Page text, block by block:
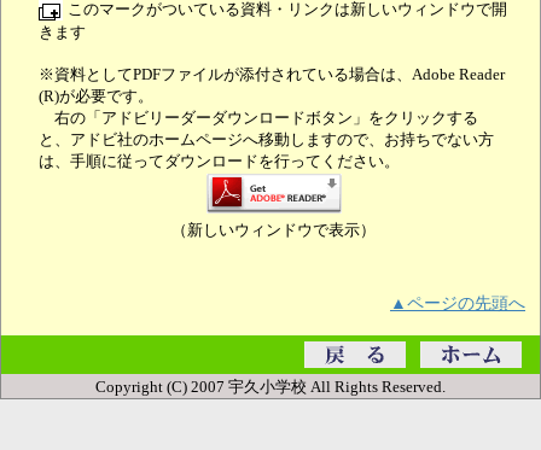
このマークがついている資料・リンクは新しいウィンドウで開
きます
※資料としてPDFファイルが添付されている場合は、Adobe Reader
(R)が必要です。
右の「アドビリーダーダウンロードボタン」をクリックする
と、アドビ社のホームページへ移動しますので、お持ちでない方
は、手順に従ってダウンロードを行ってください。
（新しいウィンドウで表示）
▲ページの先頭へ
Copyright (C) 2007 宇久小学校 All Rights Reserved.